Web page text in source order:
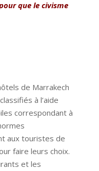
que le civisme
de Marrakech
à l’aide
correspondant à
aux touristes de
faire leurs choix.
et les